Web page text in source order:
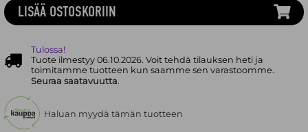
LISÄÄ OSTOSKORIIN
Tulossa!
Tuote ilmestyy 06.10.2026. Voit tehdä tilauksen heti ja
toimitamme tuotteen kun saamme sen varastoomme.
Seuraa saatavuutta.
Haluan myydä tämän tuotteen